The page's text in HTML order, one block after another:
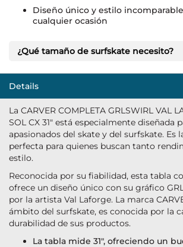
Diseño único y estilo
cualquier ocasión
¿Qué tamaño de surfskate necesito?
Details
La CARVER COMPLETA GRLSWIRL VAL
SOL CX 31" está especialmente diseñada
apasionados del skate y del surfskate. Es
perfecta para quienes buscan tanto
estilo.
Reconocida por su fiabilidad, esta tabla
ofrece un diseño único con su gráfico
por la artista Val Laforge. La marca
ámbito del surfskate, es conocida por la
durabilidad de sus productos.
La tabla mide 31", ofreciendo un